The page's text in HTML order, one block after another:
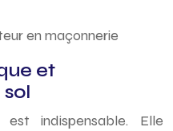
en maçonnerie
et
indispensable. Elle